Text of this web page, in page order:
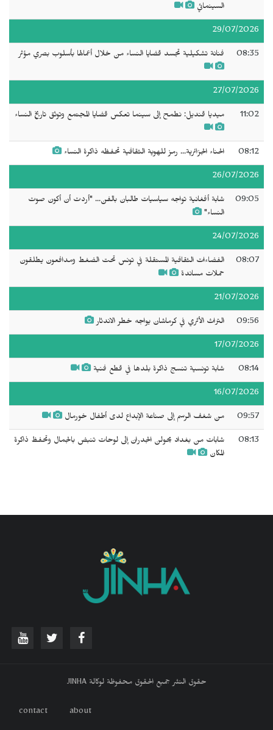
السينمائي
29/07/2026
08:35 فنانة تشكيلية تجسد قضايا النساء من خلال أعمالها بأسلوب بصري مؤثر
27/07/2026
11:02 ميديا قنديل: نطمح إلى سينما تعكس قضايا المجتمع وتوثق تاريخ النساء
08:12 الحناء الجزائرية... رمز للهوية الثقافية تحفظه ذاكرة النساء
26/07/2026
09:05
شابة أفغانية تواجه سياسيات طالبان بالفن... "أردت أن أكون صوت
النساء"
24/07/2026
08:07
الفضاءات الثقافية المستقلة في تونس تحت الضغط ومدافعون يطلقون
حملات مساندة
21/07/2026
09:56 التراث الأثري في كرماشان يواجه خطر الاندثار
17/07/2026
08:14 شابة تونسية تنسج ذاكرة بلدها في قطع فنية
16/07/2026
09:57 من شغف الرسم إلى صناعة الإبداع لدى أطفال خورمال
08:13
شابات من بغداد يحولن الجدران إلى لوحات تنبض بالجمال وتحفظ ذاكرة
المكان
حقوق النشر جميع الحقوق محفوظة لوكالة JINHA
about
contact